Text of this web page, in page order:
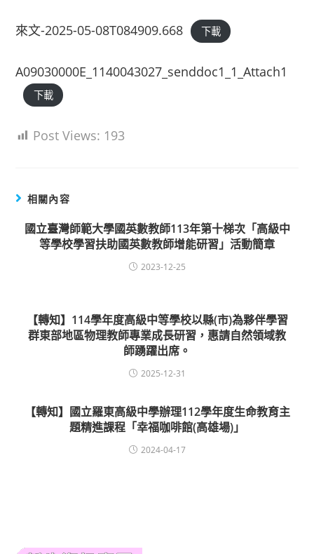
來文-2025-05-08T084909.668 下載
A09030000E_1140043027_senddoc1_1_Attach1
下載
Post Views: 193
相關內容
國立臺灣師範大學國英數教師113年第十梯次「高級中
等學校學習扶助國英數教師增能研習」活動簡章
2023-12-25
【轉知】114學年度高級中等學校以縣(市)為夥伴學習
群東部地區物理教師專業成長研習，惠請自然領域教
師踴躍出席。
2025-12-31
【轉知】國立羅東高級中學辦理112學年度生命教育主
題精進課程「幸福咖啡館(高雄場)」
2024-04-17